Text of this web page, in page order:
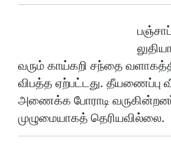
வரும் காய்கறி சந்தை
விபத்த ஏற்பட்டது. தீயணைப்பு
அணைக்க போராடி
முழுமையாகத் தெரியவில்லை.